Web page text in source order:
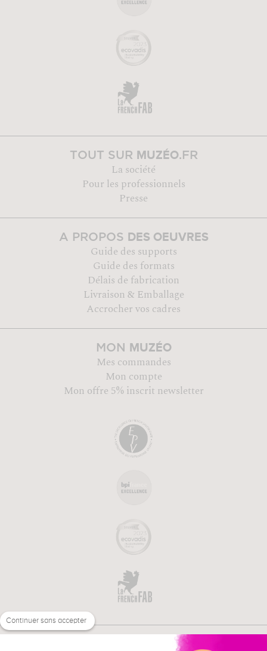
TOUT SUR MUZÉO.FR
La société
Pour les professionnels
Presse
A PROPOS DES OEUVRES
Guide des supports
Guide des formats
Délais de fabrication
Livraison & Emballage
Accrocher vos cadres
MON MUZÉO
Mes commandes
Mon compte
Mon offre 5% inscrit newsletter
Continuer sans accepter